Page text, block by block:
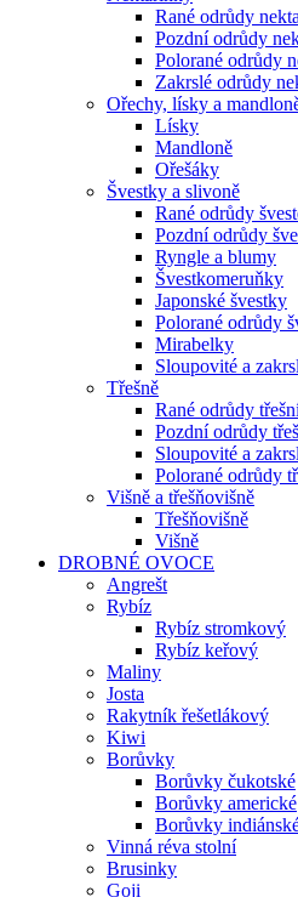
Rané odrůdy
Pozdní odrůdy
Polorané odrůdy
Zakrslé odrůdy
Ořechy, lísky a
Lísky
Mandloně
Ořešáky
Švestky a slivoně
Rané odrůdy
Pozdní odrůdy
Ryngle a blumy
Švestkomeruňky
Japonské švestky
Polorané odrůdy
Mirabelky
Sloupovité a
Třešně
Rané odrůdy
Pozdní odrůdy
Sloupovité a
Polorané odrůdy
Višně a třešňovišně
Třešňovišně
Višně
DROBNÉ OVOCE
Angrešt
Rybíz
Rybíz stromkový
Rybíz keřový
Maliny
Josta
Rakytník řešetlákový
Kiwi
Borůvky
Borůvky čukotské
Borůvky americké
Borůvky
Vinná réva stolní
Brusinky
Goji